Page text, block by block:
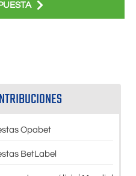
Opabet
BetLabel